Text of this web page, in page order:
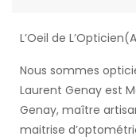
L’Oeil de
Nous sommes
Laurent Genay est
Genay, maître
maitrise